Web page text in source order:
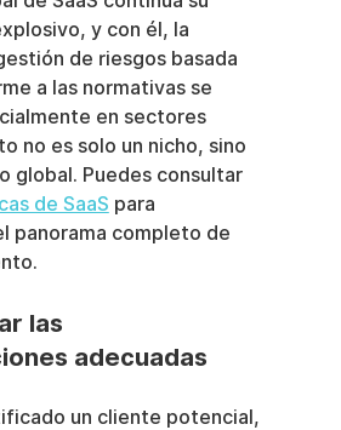
y con él, la
de riesgos basada
a las normativas se
en sectores
no es solo un nicho, sino
global. Puedes consultar
de SaaS para
panorama completo de
las
adecuadas
un cliente potencial,